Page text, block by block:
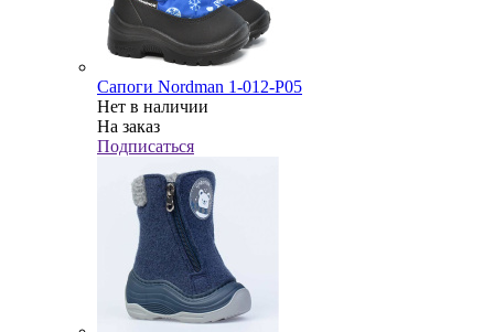
Сапоги Nordman 1-012-P05
Нет в наличии
На заказ
Подписаться